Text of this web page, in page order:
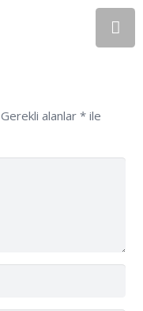
Gerekli alanlar *ile